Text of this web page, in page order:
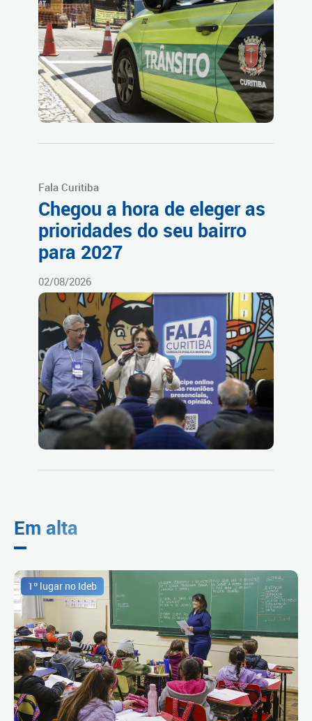
Fala Curitiba
Chegou a hora de eleger as
prioridades do seu bairro
para 2027
02/08/2026
Em alta
1º lugar no Ideb